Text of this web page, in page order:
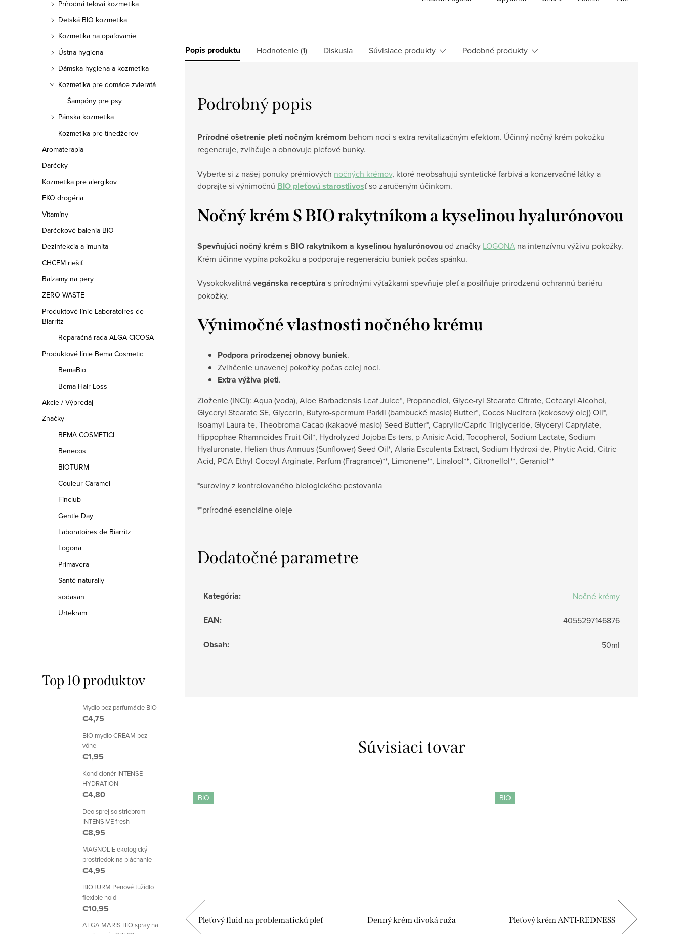
Prírodná telová kozmetika
Detská BIO kozmetika
Kozmetika na opaľovanie
Ústna hygiena
Dámska hygiena a kozmetika
Kozmetika pre domáce zvieratá
Šampóny pre psy
Pánska kozmetika
Kozmetika pre tínedžerov
Aromaterapia
Darčeky
Kozmetika pre alergikov
EKO drogéria
Vitamíny
Darčekové balenia BIO
Dezinfekcia a imunita
CHCEM riešiť
Balzamy na pery
ZERO WASTE
Produktové línie Laboratoires de
Biarritz
Reparačná rada ALGA CICOSA
Produktové línie Bema Cosmetic
BemaBio
Bema Hair Loss
Akcie / Výpredaj
Značky
BEMA COSMETICI
Benecos
BIOTURM
Couleur Caramel
Finclub
Gentle Day
Laboratoires de Biarritz
Logona
Primavera
Santé naturally
sodasan
Urtekram
Top 10 produktov
Mydlo bez parfumácie BIO
€4,75
BIO mydlo CREAM bez
vône
€1,95
Kondicionér INTENSE
HYDRATION
€4,80
Deo sprej so striebrom
INTENSIVE fresh
€8,95
MAGNOLIE ekologický
prostriedok na pláchanie
€4,95
BIOTURM Penové tužidlo
flexible hold
€10,95
ALGA MARIS BIO spray na
Popis produktu Hodnotenie (1) Diskusia Súvisiace produkty Podobné produkty
Podrobný popis
Prírodné ošetrenie pleti nočným krémom behom noci s extra revitalizačným efektom. Účinný nočný krém pokožku
regeneruje, zvlhčuje a obnovuje pleťové bunky.
Vyberte si z našej ponuky prémiových nočných krémov, ktoré neobsahujú syntetické farbivá a konzervačné látky a
doprajte si výnimočnú BIO pleťovú starostlivosť so zaručeným účinkom.
Nočný krém S BIO rakytníkom a kyselinou hyalurónovou
Spevňujúci nočný krém s BIO rakytníkom a kyselinou hyalurónovouod značky LOGONA na intenzívnu výživu pokožky.
Krém účinne vypína pokožku a podporuje regeneráciu buniek počas spánku.
Vysokokvalitnávegánska receptúra s prírodnými výťažkami spevňuje pleť a posilňuje prirodzenú ochrannú bariéru
pokožky.
Výnimočné vlastnosti nočného krému
Podpora prirodzenej obnovy buniek.
Zvlhčenie unavenej pokožky počas celej noci.
Extra výživa pleti.
Zloženie (INCI): Aqua (voda), Aloe Barbadensis Leaf Juice*, Propanediol, Glyce-ryl Stearate Citrate, Cetearyl Alcohol,
Glyceryl Stearate SE, Glycerin, Butyro-spermum Parkii (bambucké maslo) Butter*, Cocos Nucifera (kokosový olej) Oil*,
Isoamyl Laura-te, Theobroma Cacao (kakaové maslo) Seed Butter*, Caprylic/Capric Triglyceride, Glyceryl Caprylate,
Hippophae Rhamnoides Fruit Oil*, Hydrolyzed Jojoba Es-ters, p-Anisic Acid, Tocopherol, Sodium Lactate, Sodium
Hyaluronate, Helian-thus Annuus (Sunflower) Seed Oil*, Alaria Esculenta Extract, Sodium Hydroxi-de, Phytic Acid, Citric
Acid, PCA Ethyl Cocoyl Arginate, Parfum (Fragrance)**, Limonene**, Linalool**, Citronellol**, Geraniol**
*suroviny z kontrolovaného biologického pestovania
**prírodné esenciálne oleje
Dodatočné parametre
Kategória: Nočné krémy
EAN: 4055297146876
Obsah: 50ml
Súvisiaci tovar
BIO
Pleťový fluid na problematickú pleť Denný krém divoká ruža
BIO
Pleťový krém ANTI-REDNESS